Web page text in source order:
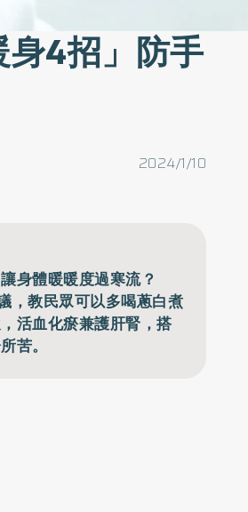
4招」防手
2024/1/10
身體暖暖度過寒流？
，教民眾可以多喝蔥白煮
活血化瘀兼護肝腎，搭
苦。